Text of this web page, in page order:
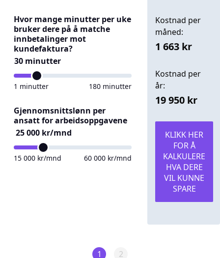
Hvor mange minutter per uke
bruker dere på å matche
innbetalinger mot
kundefaktura?
30minutter
1 minutter 180minutter
Gjennomsnittslønn per
ansatt for arbeidsoppgavene
25 000 kr/mnd
15 000 kr/mnd 60 000kr/mnd
Kostnad per
måned:
1 663 kr
Kostnad per
år:
19 950 kr
KLIKK HER
FOR Å
KALKULERE
HVA DERE
VIL KUNNE
SPARE
1 2